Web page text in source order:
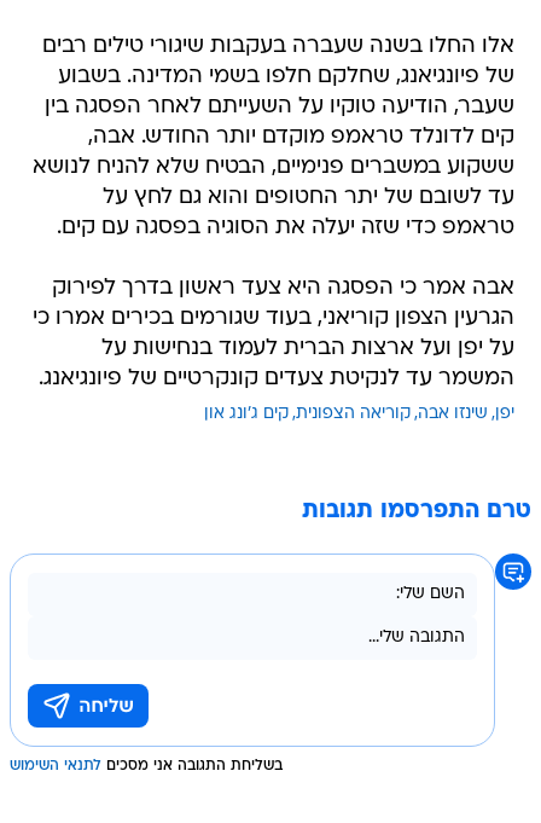
אלו החלו בשנה שעברה בעקבות שיגורי טילים רבים
של פיונגיאנג, שחלקם חלפו בשמי המדינה. בשבוע
שעבר, הודיעה טוקיו על השעייתם לאחר הפסגה בין
קים לדונלד טראמפ מוקדם יותר החודש. אבה,
ששקוע במשברים פנימיים, הבטיח שלא להניח לנושא
עד לשובם של יתר החטופים והוא גם לחץ על
טראמפ כדי שזה יעלה את הסוגיה בפסגה עם קים.
אבה אמר כי הפסגה היא צעד ראשון בדרך לפירוק
הגרעין הצפון קוריאני, בעוד שגורמים בכירים אמרו כי
על יפן ועל ארצות הברית לעמוד בנחישות על
המשמר עד לנקיטת צעדים קונקרטיים של פיונגיאנג.
יפן שינזו אבה קוריאה הצפונית קים ג'ונג און
טרם התפרסמו תגובות
בשליחת התגובה אני מסכים לתנאי השימוש